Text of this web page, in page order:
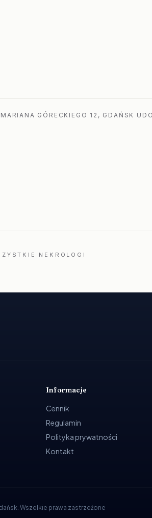
GÓRECKIEGO 12, GDAŃSK
NEKROLOGI
Informacje
Cennik
Regulamin
Polityka prywatności
Kontakt
. Wszelkie prawa zastrzeżone